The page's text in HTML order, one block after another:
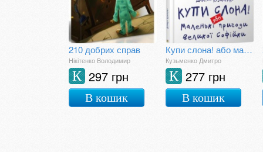
210 добрих справ
Нікітенко Володимир
297 грн
К
В кошик
Купи слона! або маленькі пригоди великої Софійки
Кузьменко Дмитро
277 грн
К
В кошик